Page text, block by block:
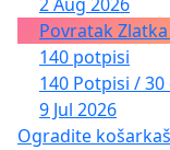
Povratak
140 potpisi
140 Potpisi / 30
9 Jul 2026
Ogradite